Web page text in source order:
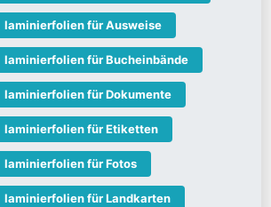
laminierfolien für Ausweise
laminierfolien für Bucheinbände
laminierfolien für Dokumente
laminierfolien für Etiketten
laminierfolien für Fotos
laminierfolien für Landkarten